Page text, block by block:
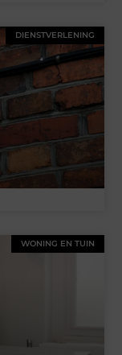
DIENSTVERLENING
WONING EN TUIN